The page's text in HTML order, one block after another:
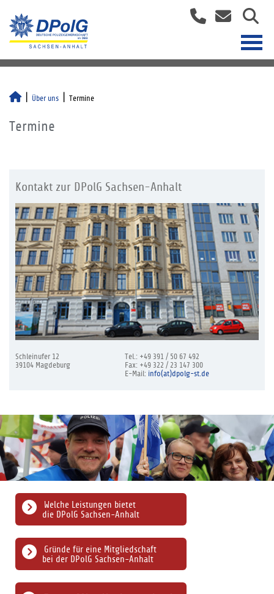
Über uns Termine
Termine
Kontakt zur DPolG Sachsen-Anhalt
Schleinufer 12
39104 Magdeburg
Tel.: +49 391 / 50 67 492
Fax: +49 322 / 23 147 300
E-Mail: info(at)dpolg-st.de
Gründe für eine Mitgliedschaft
bei der DPolG Sachsen-Anhalt
Welche Leistungen bietet
die DPolG Sachsen-Anhalt